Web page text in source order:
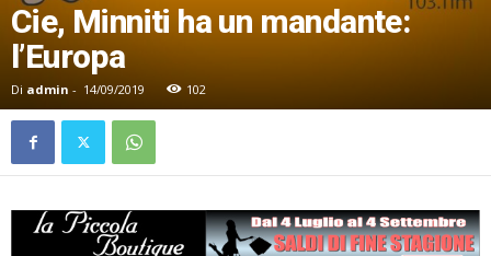
Cie, Minniti ha un mandante:
l’Europa
Di admin - 14/09/2019 102